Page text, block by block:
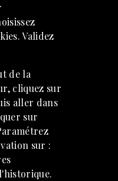
Validez
de la
cliquez sur
aller dans
sur
sur :